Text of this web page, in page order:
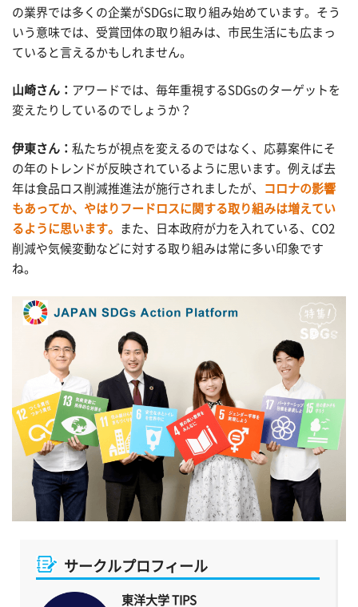
の業界では多くの企業がSDGsに取り組み始めています。そう
いう意味では、受賞団体の取り組みは、市民生活にも広まっ
ていると言えるかもしれません。
山崎さん： アワードでは、毎年重視するSDGsのターゲットを
変えたりしているのでしょうか？
伊東さん： 私たちが視点を変えるのではなく、応募案件にそ
の年のトレンドが反映されているように思います。例えば去
年は食品ロス削減推進法が施行されましたが、
コロナの影響
もあってか、やはりフードロスに関する取り組みは増えてい
るように思います。
また、日本政府が力を入れている、CO2
削減や気候変動などに対する取り組みは常に多い印象です
ね。
サークルプロフィール
東洋大学 TIPS